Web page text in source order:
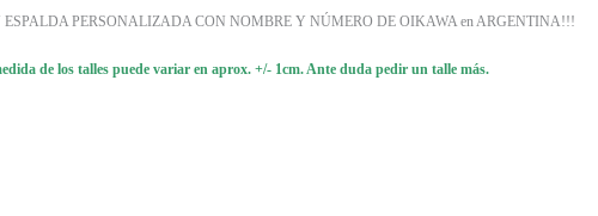
PERSONALIZADA CON NOMBRE Y NÚMERO DE OIKAWA en ARGENTINA!!!
de los talles puede variar en aprox. +/- 1cm. Ante duda pedir un talle más.